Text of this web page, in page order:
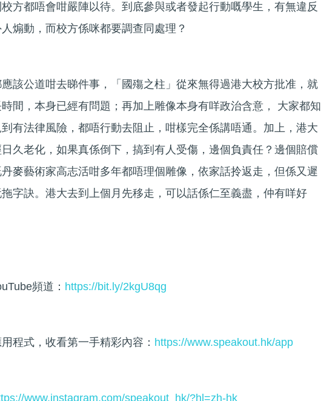
方都唔會咁嚴陣以待。到底參與或者發起行動嘅學生，有無違反
煽動，而校方係咪都要調查同處理？
該公道咁去睇件事，「國殤之柱」從來無得過港大校方批准，就
間，本身已經有問題；再加上雕像本身有咩政治含意， 大家都知
有法律風險，都唔行動去阻止，咁樣完全係講唔通。加上，港大
久老化，如果真係倒下，搞到有人受傷，邊個負責任？邊個賠償
麥藝術家高志活咁多年都唔理個雕像，依家話拎返走，但係又遲
字訣。港大去到上個月先移走，可以話係仁至義盡，仲有咩好
頻道： https://bit.ly/2kgU8qg
程式，收看第一手精彩內容： https://www.speakout.hk/app
www.instagram.com/speakout_hk/?hl=zh-hk